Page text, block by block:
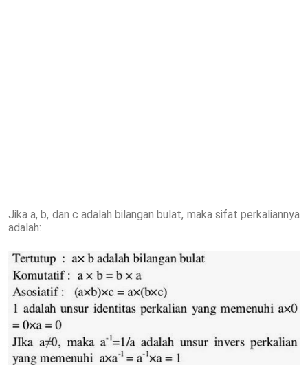
Jika a, b, dan c adalah bilangan bulat, maka sifat perkaliannya
adalah: